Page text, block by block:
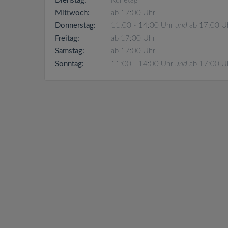
Mittwoch:
ab 17:00 Uhr
Donnerstag:
11:00 - 14:00 Uhr und ab 17:00
Freitag:
ab 17:00 Uhr
Samstag:
ab 17:00 Uhr
Sonntag:
11:00 - 14:00 Uhr und ab 17:00